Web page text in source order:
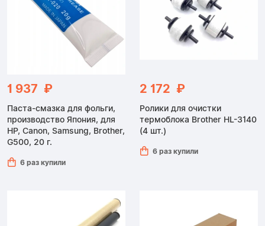
1 937 ₽
Паста-смазка для фольги,
производство Япония, для
HP, Canon, Samsung, Brother,
G500, 20 г.
6 раз купили
2 172 ₽
Ролики для очистки
термоблока Brother HL-3140
(4 шт.)
6 раз купили